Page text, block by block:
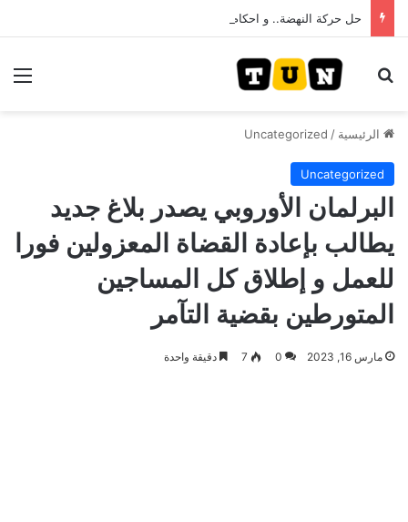
بحث عن
الرئيسية /
Uncategorized
Uncategorized
البرلمان الأوروبي يصدر بلاغ جديد
يطالب بإعادة القضاة المعزولين فورا
للعمل و إطلاق كل المساجين
المتورطين بقضية التآمر
مارس 16, 2023 0
7 دقيقة واحدة